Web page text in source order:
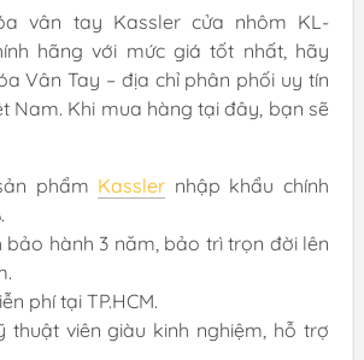
vân tay Kassler cửa nhôm KL-
hãng với mức giá tốt nhất, hãy
Vân Tay – địa chỉ phân phối uy tín
Nam. Khi mua hàng tại đây, bạn sẽ
phẩm Kassler nhập khẩu chính
bảo hành 3 năm, bảo trì trọn đời lên
phí tại TP.HCM.
thuật viên giàu kinh nghiệm, hỗ trợ